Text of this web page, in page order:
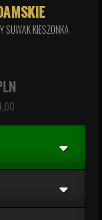
SUWAK KIESZONKA